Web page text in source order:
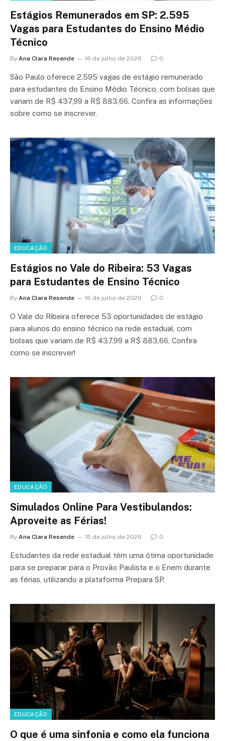
Estágios Remunerados em SP: 2.595
Vagas para Estudantes do Ensino Médio
Técnico
By Ana Clara Resende 16 de julho de 2026 0
São Paulo oferece 2.595 vagas de estágio remunerado
para estudantes do Ensino Médio Técnico, com bolsas que
variam de R$ 437,99 a R$ 883,66. Confira as informações
sobre como se inscrever.
EDUCAÇÃO
Estágios no Vale do Ribeira: 53 Vagas
para Estudantes de Ensino Técnico
By Ana Clara Resende 16 de julho de 2026 0
O Vale do Ribeira oferece 53 oportunidades de estágio
para alunos do ensino técnico na rede estadual, com
bolsas que variam de R$ 437,99 a R$ 883,66. Confira
como se inscrever!
EDUCAÇÃO
Simulados Online Para Vestibulandos:
Aproveite as Férias!
By Ana Clara Resende 15 de julho de 2026 0
Estudantes da rede estadual têm uma ótima oportunidade
para se preparar para o Provão Paulista e o Enem durante
as férias, utilizando a plataforma Prepara SP.
EDUCAÇÃO
O que é uma sinfonia e como ela funciona